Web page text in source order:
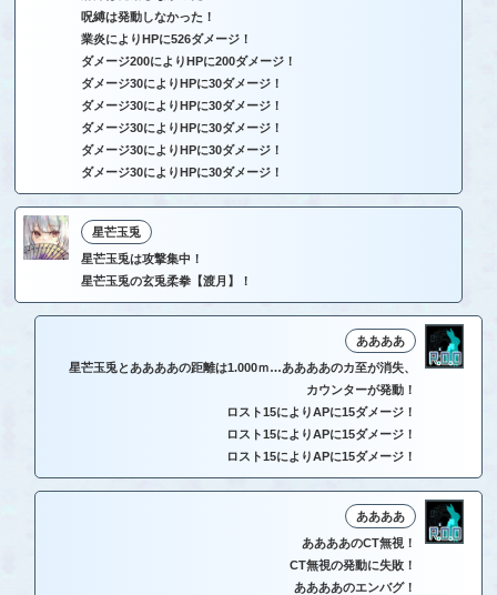
呪縛は発動しなかった！
業炎によりHPに526ダメージ！
ダメージ200によりHPに200ダメージ！
ダメージ30によりHPに30ダメージ！
ダメージ30によりHPに30ダメージ！
ダメージ30によりHPに30ダメージ！
ダメージ30によりHPに30ダメージ！
ダメージ30によりHPに30ダメージ！
星芒玉兎
星芒玉兎は攻撃集中！
星芒玉兎の玄兎柔拳【渡月】！
ああああ
星芒玉兎とああああの距離は1.000ｍ…ああああのカ至が消失、
カウンターが発動！
ロスト15によりAPに15ダメージ！
ロスト15によりAPに15ダメージ！
ロスト15によりAPに15ダメージ！
ああああ
ああああのCT無視！
CT無視の発動に失敗！
ああああのエンバグ！